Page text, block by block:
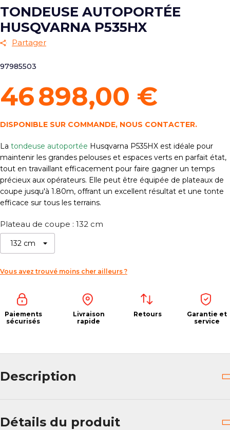
TONDEUSE AUTOPORTÉE
HUSQVARNA P535HX
Partager
97985503
46 898,00 €
DISPONIBLE SUR COMMANDE, NOUS CONTACTER.
La tondeuse autoportée Husqvarna P535HX est idéale pour
maintenir les grandes pelouses et espaces verts en parfait état,
tout en travaillant efficacement pour faire gagner un temps
précieux aux opérateurs. Elle peut être équipée de plateaux de
coupe jusqu'à 1.80m, offrant un excellent résultat et une tonte
efficace sur tous les terrains.
Plateau de coupe : 132 cm
Vous avez trouvé moins cher ailleurs ?
Paiements
sécurisés
Livraison
rapide
Retours
Garantie et
service
Description
Détails du produit